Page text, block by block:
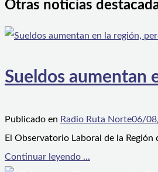
Otras noticias
Sueldos aumentan
Publicado en Radio Ruta Norte06/
El Observatorio Laboral de la
Continuar leyendo ...